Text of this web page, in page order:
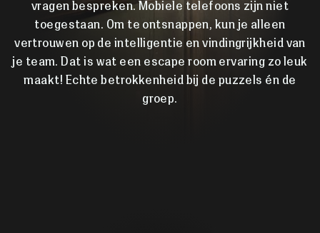
vragen bespreken. Mobiele telefoons zijn niet
toegestaan. Om te ontsnappen, kun je alleen
vertrouwen op de intelligentie en vindingrijkheid van
je team. Dat is wat een escape room ervaring zo leuk
maakt! Echte betrokkenheid bij de puzzels én de
groep.